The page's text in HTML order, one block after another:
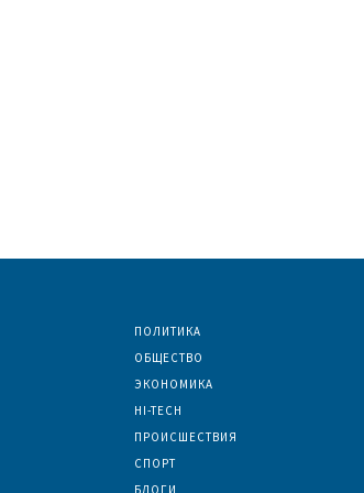
ПОЛИТИКА
ОБЩЕСТВО
ЭКОНОМИКА
HI-TECH
ПРОИСШЕСТВИЯ
СПОРТ